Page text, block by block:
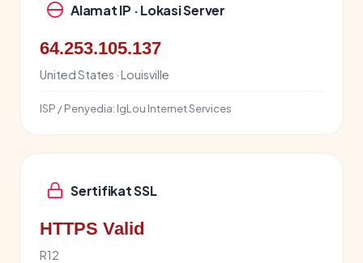
Alamat IP · Lokasi Server
64.253.105.137
United States · Louisville
ISP / Penyedia: IgLou Internet Services
Sertifikat SSL
HTTPS Valid
R12